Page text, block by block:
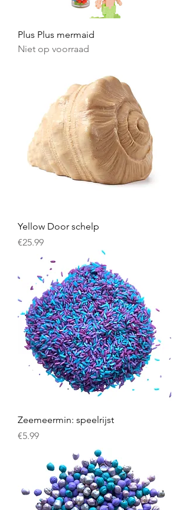
Plus Plus mermaid
Niet op voorraad
Yellow Door schelp
Prijs
€25.99
Zeemeermin: speelrijst
Prijs
€5.99